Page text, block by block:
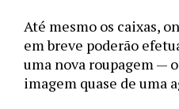
Até mesmo os caixas,
em breve poderão
uma nova roupagem —
imagem quase de uma